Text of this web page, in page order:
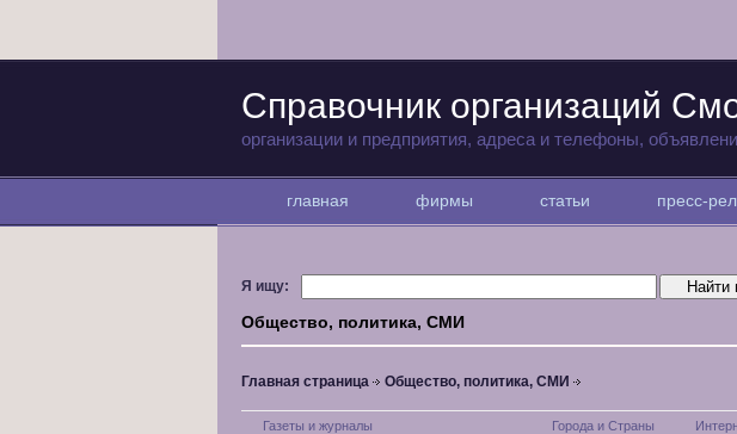
Справочник организаций
организации и предприятия, адреса и телефоны,
главная фирмы статьи пресс-
Я ищу:
Общество, политика, СМИ
Главная страница Общество, политика, СМИ
Газеты и журналы Города и Страны